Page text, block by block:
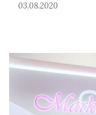
03.08.2020